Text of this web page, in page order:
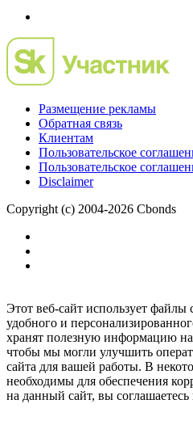
Размещение рекламы
Обратная связь
Клиентам
Пользовательское
Пользовательское
Disclaimer
Copyright (c) 2004-2026 Cbonds
Этот веб-сайт использует файлы
удобного и
хранят полезную информацию
чтобы мы могли улучшить
сайта для вашей работы. В
необходимы для обеспечения
на данный сайт, вы